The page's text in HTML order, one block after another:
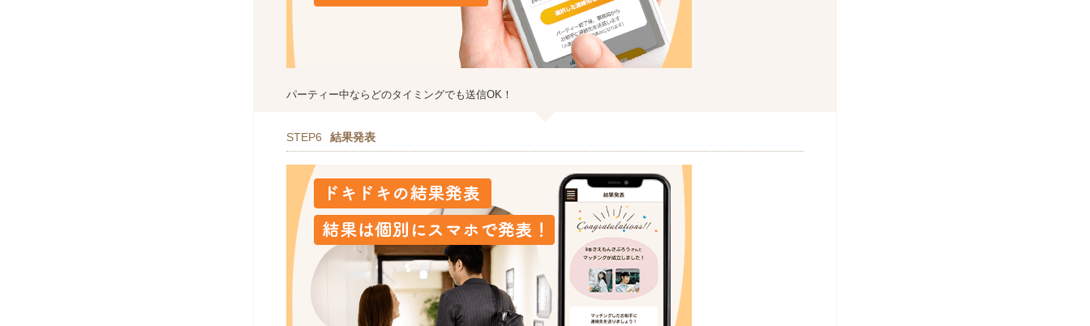
パーティー中ならどのタイミングでも送信OK！
STEP6 結果発表